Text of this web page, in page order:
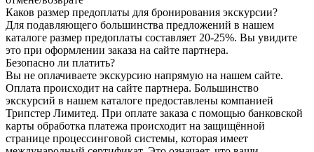
Каков размер предоплаты для бронирования экскурсии?
Для подавляющего большинства предложений в нашем
каталоге размер предоплаты составляет 20-25%. Вы увидите
это при оформлении заказа на сайте партнера.
Безопасно ли платить?
Вы не оплачиваете экскурсию напрямую на нашем сайте.
Оплата происходит на сайте партнера. Большинство
экскурсий в нашем каталоге предоставлены компанией
Трипстер Лимитед. При оплате заказа с помощью банковской
карты обработка платежа происходит на защищённой
странице процессинговой системы, которая имеет